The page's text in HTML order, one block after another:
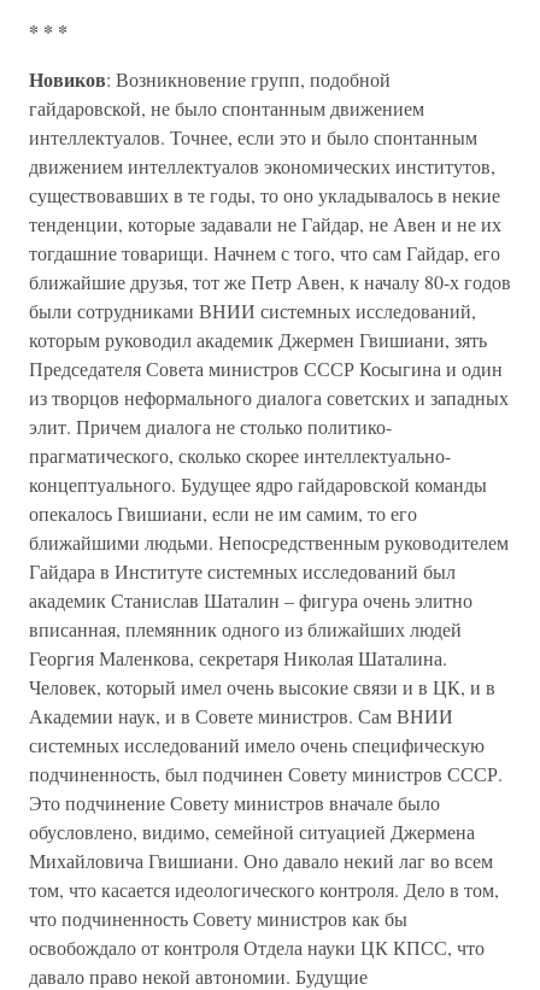
* * *
Новиков: Возникновение групп, подобной
гайдаровской, не было спонтанным движением
интеллектуалов. Точнее, если это и было спонтанным
движением интеллектуалов экономических институтов,
существовавших в те годы, то оно укладывалось в некие
тенденции, которые задавали не Гайдар, не Авен и не их
тогдашние товарищи. Начнем с того, что сам Гайдар, его
ближайшие друзья, тот же Петр Авен, к началу 80-х годов
были сотрудниками ВНИИ системных исследований,
которым руководил академик Джермен Гвишиани, зять
Председателя Совета министров СССР Косыгина и один
из творцов неформального диалога советских и западных
элит. Причем диалога не столько политико-
прагматического, сколько скорее интеллектуально-
концептуального. Будущее ядро гайдаровской команды
опекалось Гвишиани, если не им самим, то его
ближайшими людьми. Непосредственным руководителем
Гайдара в Институте системных исследований был
академик Станислав Шаталин – фигура очень элитно
вписанная, племянник одного из ближайших людей
Георгия Маленкова, секретаря Николая Шаталина.
Человек, который имел очень высокие связи и в ЦК, и в
Академии наук, и в Совете министров. Сам ВНИИ
системных исследований имело очень специфическую
подчиненность, был подчинен Совету министров СССР.
Это подчинение Совету министров вначале было
обусловлено, видимо, семейной ситуацией Джермена
Михайловича Гвишиани. Оно давало некий лаг во всем
том, что касается идеологического контроля. Дело в том,
что подчиненность Совету министров как бы
освобождало от контроля Отдела науки ЦК КПСС, что
давало право некой автономии. Будущие